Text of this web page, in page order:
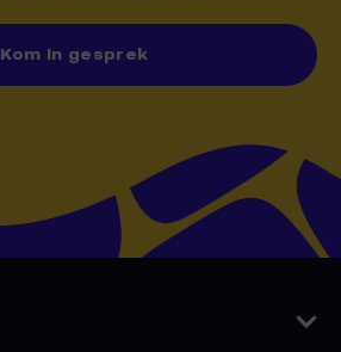
Kom in gesprek